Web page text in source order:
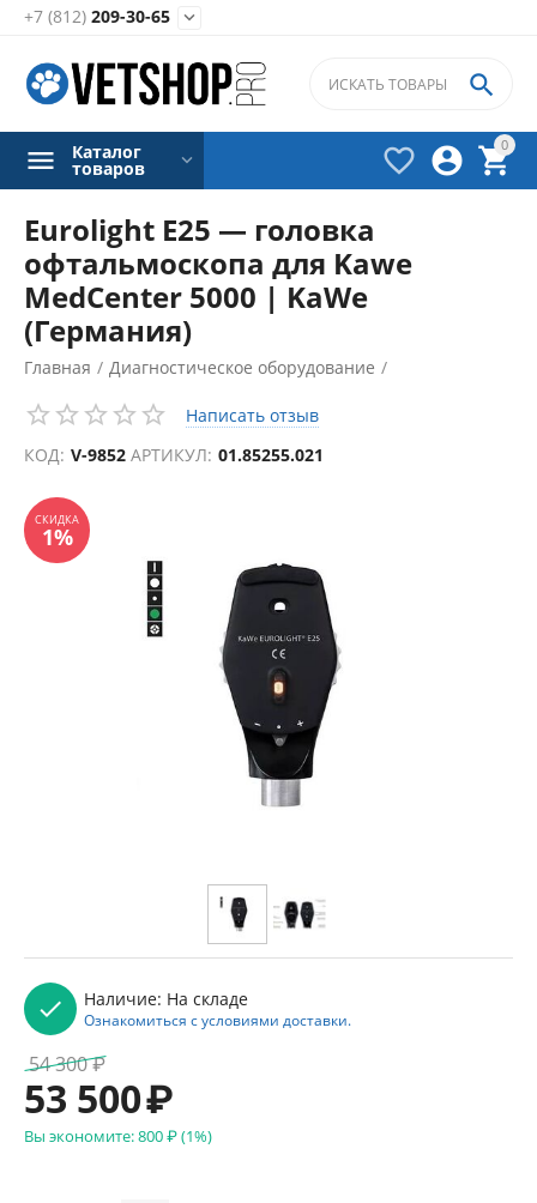
+7 (812) 209-30-65 
0




Каталог
товаров
Eurolight E25 — головка
офтальмоскопа для Kawe
MedCenter 5000 | KaWe
(Германия)
Главная / Диагностическое оборудование /
Диагностические наборы /
Аксессуары для диагностических наборов
Написать отзыв
КОД: V-9852 АРТИКУЛ: 01.85255.021
СКИДКА
1%
Наличие: На складе
Ознакомиться с условиями доставки.
54 300₽
53 500₽
Вы экономите:800₽(1%)